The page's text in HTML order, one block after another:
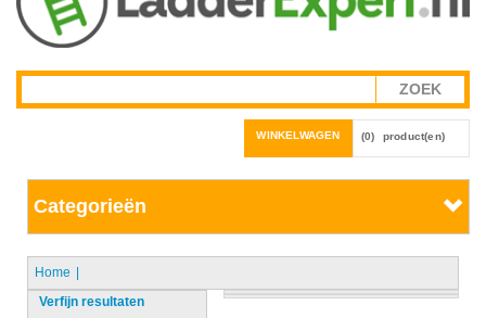
WINKELWAGEN (0) product(en)
Categorieën
Home
Verfijn resultaten